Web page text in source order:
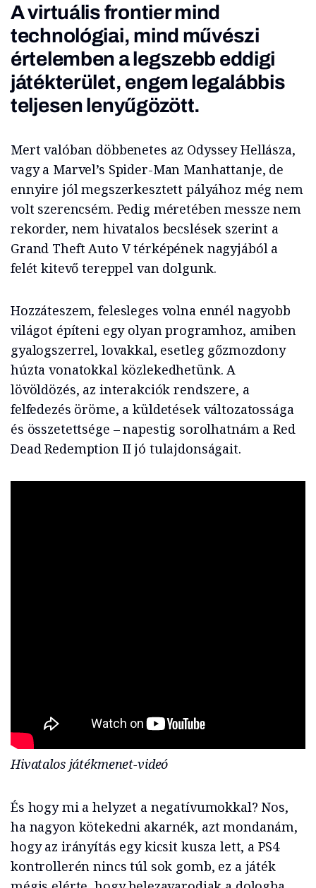
A virtuális frontier mind
technológiai, mind művészi
értelemben a legszebb eddigi
játékterület, engem legalábbis
teljesen lenyűgözött.
Mert valóban döbbenetes az Odyssey Hellásza,
vagy a Marvel’s Spider-Man Manhattanje, de
ennyire jól megszerkesztett pályához még nem
volt szerencsém. Pedig méretében messze nem
rekorder, nem hivatalos becslések szerint a
Grand Theft Auto V térképének nagyjából a
felét kitevő tereppel van dolgunk.
Hozzáteszem, felesleges volna ennél nagyobb
világot építeni egy olyan programhoz, amiben
gyalogszerrel, lovakkal, esetleg gőzmozdony
húzta vonatokkal közlekedhetünk. A
lövöldözés, az interakciók rendszere, a
felfedezés öröme, a küldetések változatossága
és összetettsége – napestig sorolhatnám a Red
Dead Redemption II jó tulajdonságait.
Hivatalos játékmenet-videó
És hogy mi a helyzet a negatívumokkal? Nos,
ha nagyon kötekedni akarnék, azt mondanám,
hogy az irányítás egy kicsit kusza lett, a PS4
kontrollerén nincs túl sok gomb, ez a játék